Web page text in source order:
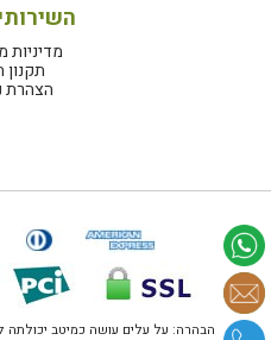
מדיניות
הצהרת
הבהרה: על עלים עושה כמיטב